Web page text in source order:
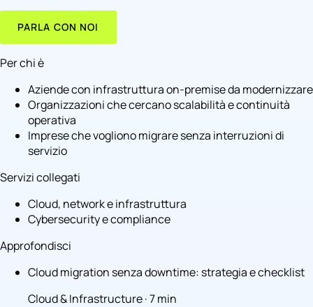
PARLA CON NOI
Per chi è
Aziende con infrastruttura on-premise da modernizzare
Organizzazioni che cercano scalabilità e continuità
operativa
Imprese che vogliono migrare senza interruzioni di
servizio
Servizi collegati
Cloud, network e infrastruttura
Cybersecurity e compliance
Approfondisci
Cloud migration senza downtime: strategia e checklist
Cloud & Infrastructure · 7 min